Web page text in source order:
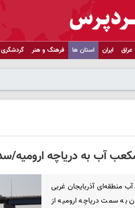
عراق ایران استان ها فرهنگ و هنر گردشگری
منطقه‌ای آذربایجان غربی
سمت دریاچه ارومیه از